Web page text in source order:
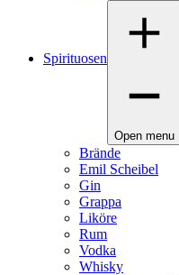
Spirituosen
Open menu
Brände
Emil Scheibel
Gin
Grappa
Liköre
Rum
Vodka
Whisky